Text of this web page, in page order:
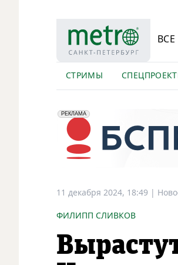
СТРИМЫ
erid: 2VfnxyFybV5
РЕКЛАМА
ПАО "Банк "Санкт-Петербург", ИНН:
11 декабря 2024, 18:49 |
ФИЛИПП СЛИВКОВ